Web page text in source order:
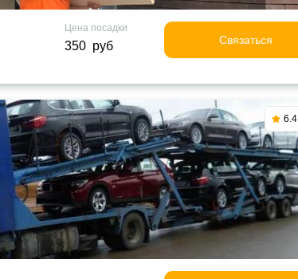
Цена посадки
350 руб Связаться
6.4